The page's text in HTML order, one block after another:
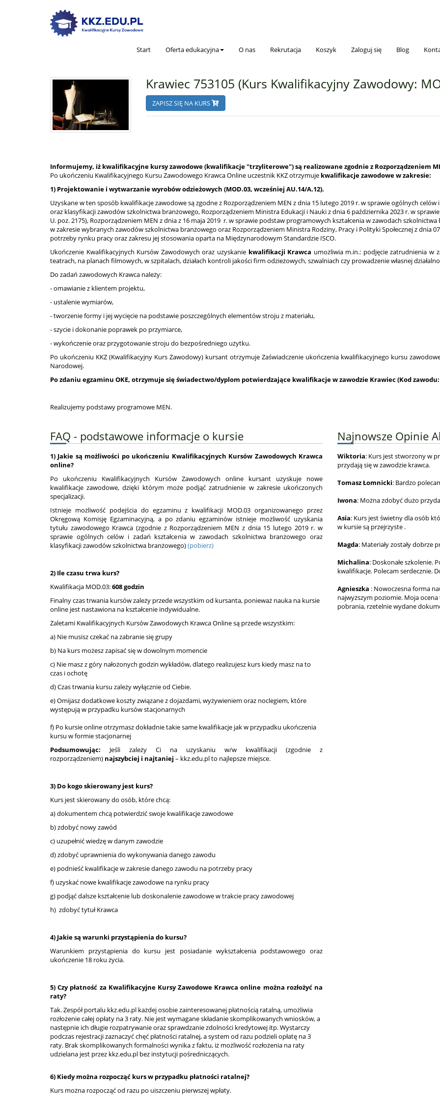
Start Oferta edukacyjna O nas Rekrutacja Koszyk Zaloguj się Blog
Krawiec 753105 (Kurs Kwalifikacyjny Zawodowy:
ZAPISZ SIĘ NA KURS
Informujemy, iż kwalifikacyjne kursy zawodowe (kwalifikacje "trzyliterowe") są realizowane zgodnie z Rozporządzeniem
Po ukończeniu Kwalifikacyjnego Kursu Zawodowego Krawca Online uczestnik KKZ otrzymuje kwalifikacje zawodowe w zakresie:
1) Projektowanie i wytwarzanie wyrobów odzieżowych (MOD.03, wcześniej AU.14/A.12).
Uzyskane w ten sposób kwalifikacje zawodowe są zgodne z Rozporządzeniem MEN z dnia 15 lutego 2019 r. w sprawie ogólnych
oraz klasyfikacji zawodów szkolnictwa branżowego, Rozporządzeniem Ministra Edukacji i Nauki z dnia 6 października 2023 r. w
U. poz. 2175), Rozporządzeniem MEN z dnia z 16 maja 2019 r. w sprawie podstaw programowych kształcenia w zawodach
w zakresie wybranych zawodów szkolnictwa branżowego oraz Rozporządzeniem Ministra Rodziny, Pracy i Polityki Społecznej z dnia
potrzeby rynku pracy oraz zakresu jej stosowania oparta na Międzynarodowym Standardzie ISCO.
Ukończenie Kwalifikacyjnych Kursów Zawodowych oraz uzyskanie kwalifikacji Krawca umożliwia m.in.: podjęcie zatrudnienia w
teatrach, na planach filmowych, w szpitalach, działach kontroli jakości firm odzieżowych, szwalniach czy prowadzenie własnej
Do zadań zawodowych Krawca należy:
- omawianie z klientem projektu,
- ustalenie wymiarów,
- tworzenie formy i jej wycięcie na podstawie poszczególnych elementów stroju z materiału,
- szycie i dokonanie poprawek po przymiarce,
- wykończenie oraz przygotowanie stroju do bezpośredniego użytku.
Po ukończeniu KKZ (Kwalifikacyjny Kurs Zawodowy) kursant otrzymuje Zaświadczenie ukończenia kwalifikacyjnego kursu
Narodowej.
Po zdaniu egzaminu OKE, otrzymuje się świadectwo/dyplom potwierdzające kwalifikacje w zawodzie Krawiec (Kod zawodu:
Realizujemy podstawy programowe MEN.
FAQ - podstawowe informacje o kursie
1) Jakie są możliwości po ukończeniu Kwalifikacyjnych Kursów Zawodowych Krawca
online?
Po ukończeniu Kwalifikacyjnych Kursów Zawodowych online kursant uzyskuje nowe
kwalifikacje zawodowe, dzięki którym może podjąć zatrudnienie w zakresie ukończonych
specjalizacji.
Istnieje możliwość podejścia do egzaminu z kwalifikacji MOD.03 organizowanego przez
Okręgową Komisję Egzaminacyjną, a po zdaniu egzaminów istnieje możliwość uzyskania
tytułu zawodowego Krawca (zgodnie z Rozporządzeniem MEN z dnia 15 lutego 2019 r. w
sprawie ogólnych celów i zadań kształcenia w zawodach szkolnictwa branżowego oraz
klasyfikacji zawodów szkolnictwa branżowego)(pobierz)
2) Ile czasu trwa kurs?
Kwalifikacja MOD.03:608 godzin
Finalny czas trwania kursów zależy przede wszystkim od kursanta, ponieważ nauka na kursie
online jest nastawiona na kształcenie indywidualne.
Zaletami Kwalifikacyjnych Kursów Zawodowych Krawca Online są przede wszystkim:
a) Nie musisz czekać na zabranie się grupy
b) Na kurs możesz zapisać się w dowolnym momencie
c) Nie masz z góry nałożonych godzin wykładów, dlatego realizujesz kurs kiedy masz na to
czas i ochotę
d) Czas trwania kursu zależy wyłącznie od Ciebie.
e) Omijasz dodatkowe koszty związane z dojazdami, wyżywieniem oraz noclegiem, które
występują w przypadku kursów stacjonarnych
f) Po kursie online otrzymasz dokładnie takie same kwalifikacje jak w przypadku ukończenia
kursu w formie stacjonarnej
Podsumowując: Jeśli zależy Ci na uzyskaniu w/w kwalifikacji (zgodnie z
rozporządzeniem) najszybciej i najtaniej – kkz.edu.pl to najlepsze miejsce.
3) Do kogo skierowany jest kurs?
Kurs jest skierowany do osób, które chcą:
a) dokumentem chcą potwierdzić swoje kwalifikacje zawodowe
b) zdobyć nowy zawód
c) uzupełnić wiedzę w danym zawodzie
d) zdobyć uprawnienia do wykonywania danego zawodu
e) podnieść kwalifikacje w zakresie danego zawodu na potrzeby pracy
f) uzyskać nowe kwalifikacje zawodowe na rynku pracy
g) podjąć dalsze kształcenie lub doskonalenie zawodowe w trakcie pracy zawodowej
h) zdobyć tytuł Krawca
4) Jakie są warunki przystąpienia do kursu?
Warunkiem przystąpienia do kursu jest posiadanie wykształcenia podstawowego oraz
ukończenie 18 roku życia.
5) Czy płatność za Kwalifikacyjne Kursy Zawodowe Krawca online można rozłożyć na
raty?
Tak. Zespół portalu kkz.edu.pl każdej osobie zainteresowanej płatnością ratalną, umożliwia
rozłożenie całej opłaty na 3 raty. Nie jest wymagane składanie skomplikowanych wniosków, a
następnie ich długie rozpatrywanie oraz sprawdzanie zdolności kredytowej itp. Wystarczy
podczas rejestracji zaznaczyć chęć płatności ratalnej, a system od razu podzieli opłatę na 3
raty. Brak skomplikowanych formalności wynika z faktu, iż możliwość rozłożenia na raty
udzielana jest przez kkz.edu.pl bez instytucji pośredniczących.
6) Kiedy można rozpocząć kurs w przypadku płatności ratalnej?
Kurs można rozpocząć od razu po uiszczeniu pierwszej wpłaty.
Najnowsze Opinie
Wiktoria: Kurs jest stworzony w
przydają się w zawodzie krawca.
Tomasz Łomnicki: Bardzo
Iwona: Można zdobyć dużo
Asia: Kurs jest świetny dla osób
w kursie są przejrzyste .
Magda: Materiały zostały dobrze
Michalina: Doskonałe szkolenie.
kwalifikacje. Polecam serdecznie.
Agnieszka : Nowoczesna forma
najwyższym poziomie. Moja
pobrania, rzetelnie wydane